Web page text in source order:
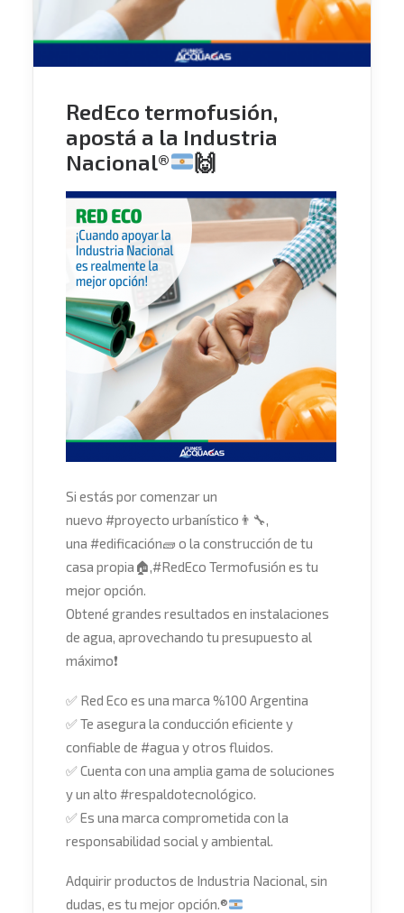
RedEco termofusión,
apostá a la Industria
Nacional®
🙌
Si estás por comenzar un
nuevo #proyecto urbanístico 👨‍🔧,
una #edificación🧱 o la construcción de tu
casa propia 🏠,#RedEco Termofusión es tu
mejor opción.
Obtené grandes resultados en instalaciones
de agua, aprovechando tu presupuesto al
máximo❗
✅ Red Eco es una marca %100 Argentina
✅Te asegura la conducción eficiente y
confiable de #agua y otros fluidos.
✅Cuenta con una amplia gama de soluciones
y un alto #respaldotecnológico.
✅Es una marca comprometida con la
responsabilidad social y ambiental.
Adquirir productos de Industria Nacional, sin
dudas, es tu mejor opción.®